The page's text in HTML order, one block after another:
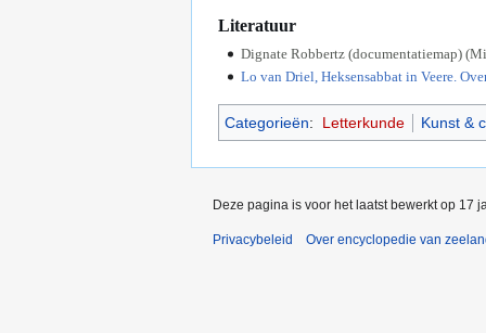
Literatuur
Dignate Robbertz (documentatiemap)
Lo van Driel, Heksensabbat in Veere.
Categorieën: Letterkunde Kunst &
Deze pagina is voor het laatst bewerkt op 17
Privacybeleid Over encyclopedie van